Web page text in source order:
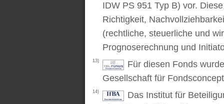
IDW PS 951 Typ B) vor.
Richtigkeit,
(rechtliche, steuerliche und
Prognoserechnung und
13)
Für diesen Fonds
Gesellschaft für
14)
Das Institut für